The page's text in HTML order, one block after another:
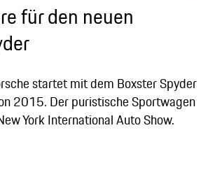
für den neuen
startet mit dem Boxster Spyder
2015. Der puristische Sportwagen
York International Auto Show.